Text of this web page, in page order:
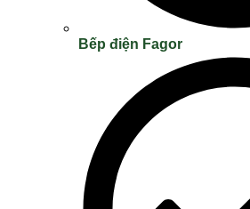
Bếp điện Fagor